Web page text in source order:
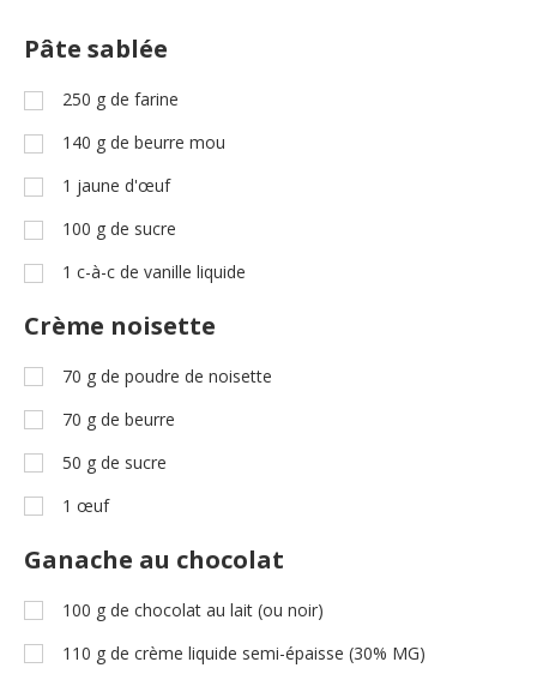
Pâte sablée
250 g de farine
140 g de beurre mou
1 jaune d'œuf
100 g de sucre
1 c-à-c de vanille liquide
Crème noisette
70 g de poudre de noisette
70 g de beurre
50 g de sucre
1 œuf
Ganache au chocolat
100 g de chocolat au lait (ou noir)
110 g de crème liquide semi-épaisse (30% MG)